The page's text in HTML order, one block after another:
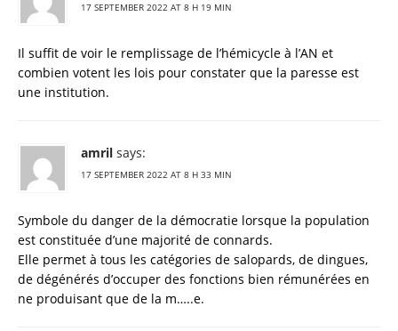
17 SEPTEMBER 2022 AT 8 H 19 MIN
Il suffit de voir le remplissage de l’hémicycle à l’AN et
combien votent les lois pour constater que la paresse est
une institution.
amril says:
17 SEPTEMBER 2022 AT 8 H 33 MIN
Symbole du danger de la démocratie lorsque la population
est constituée d’une majorité de connards.
Elle permet à tous les catégories de salopards, de dingues,
de dégénérés d’occuper des fonctions bien rémunérées en
ne produisant que de la m…..e.